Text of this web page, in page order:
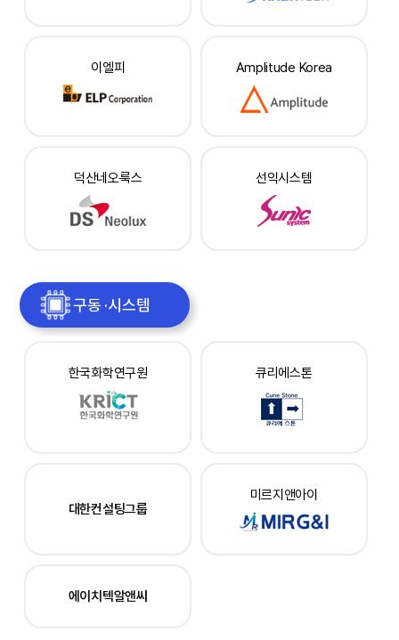
이엘피 Amplitude Korea
덕산네오룩스 선익시스템
구동 ·시스템
한국화학연구원 큐리에스톤
대한컨설팅그룹
미르지앤아이
에이치텍알앤씨